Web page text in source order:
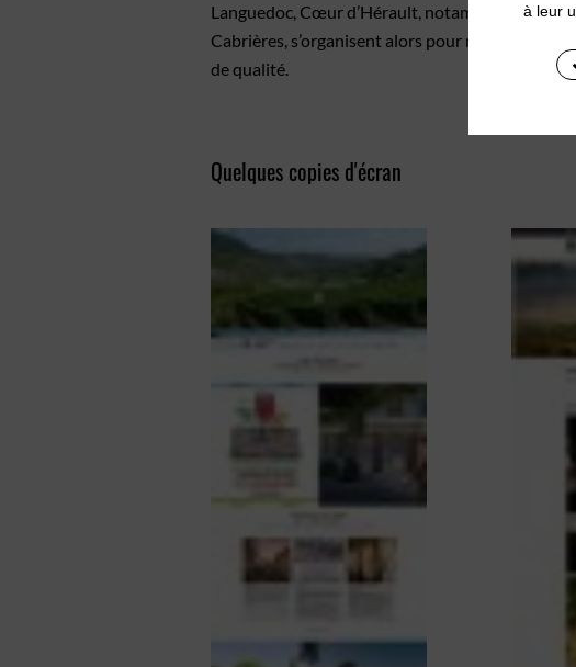
Languedoc, Cœur d’Hérault, notamment celles
Cabrières, s’organisent alors pour répondre à
de qualité.
Quelques copies d'écran
à leur